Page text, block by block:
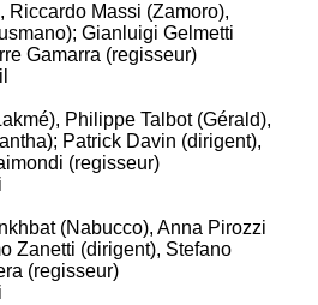
Riccardo Massi (Zamoro),
Gianluigi Gelmetti
Gamarra (regisseur)
Philippe Talbot (Gérald),
Patrick Davin (dirigent),
(regisseur)
(Nabucco), Anna Pirozzi
Zanetti (dirigent), Stefano
(regisseur)